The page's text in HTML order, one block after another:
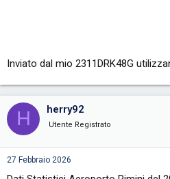
Inviato dal mio 2311DRK48G
H herry92
Utente Registrato
27 Febbraio 2026